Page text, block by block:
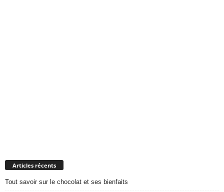
Articles récents
Tout savoir sur le chocolat et ses bienfaits